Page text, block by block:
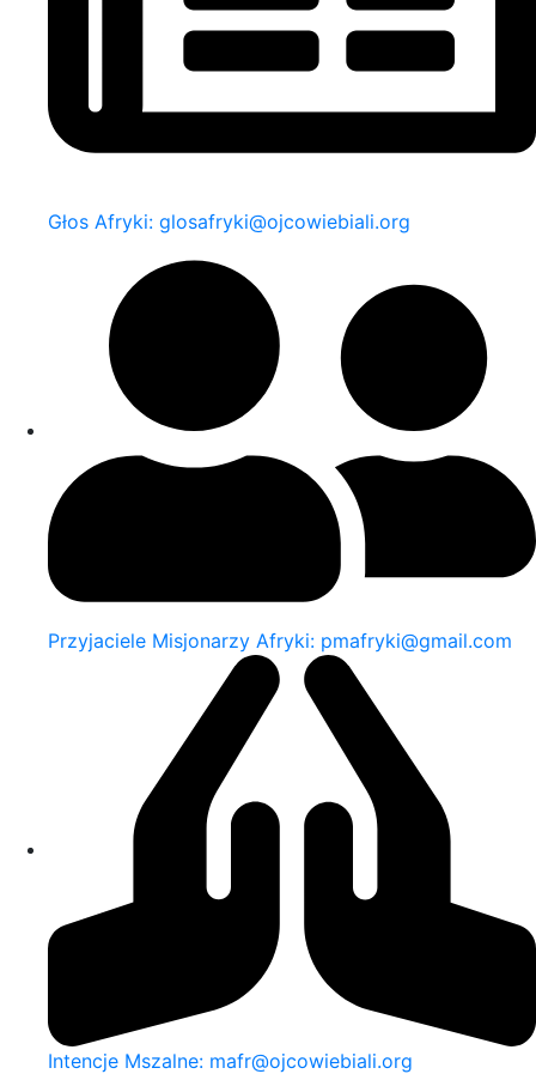
Głos Afryki: glosafryki@ojcowiebiali.org
Przyjaciele Misjonarzy Afryki: pmafryki@gmail.com
Intencje Mszalne: mafr@ojcowiebiali.org